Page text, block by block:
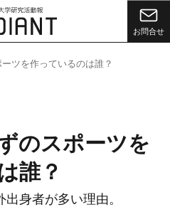
お問合せ
ツを作っているのは誰？
のスポーツを
誰？
身者が多い理由。